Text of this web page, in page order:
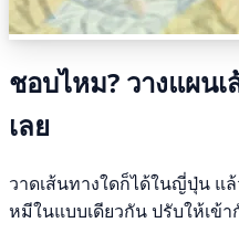
ชอบไหม? วางแผน
เลย
วาดเส้นทางใดก็ได้ในญี่ปุ่น แ
หมีในแบบเดียวกัน ปรับให้เข้